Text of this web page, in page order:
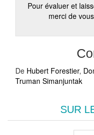
Pour évaluer et
merci de
De Hubert Forestier,
Truman Simanjuntak
SUR